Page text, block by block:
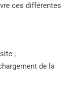
ces différentes
;
de la